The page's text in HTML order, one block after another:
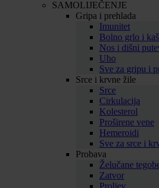
SAMOLIJEČENJE
Gripa i prehlada
Imunitet
Bolno grlo i
Nos i dišni
Uho
Sve za gripu i
Srce i krvne žile
Srce
Cirkulacija
Kolesterol
Proširene vene
Hemeroidi
Sve za srce i
Probava
Želučane
Zatvor
Proljev